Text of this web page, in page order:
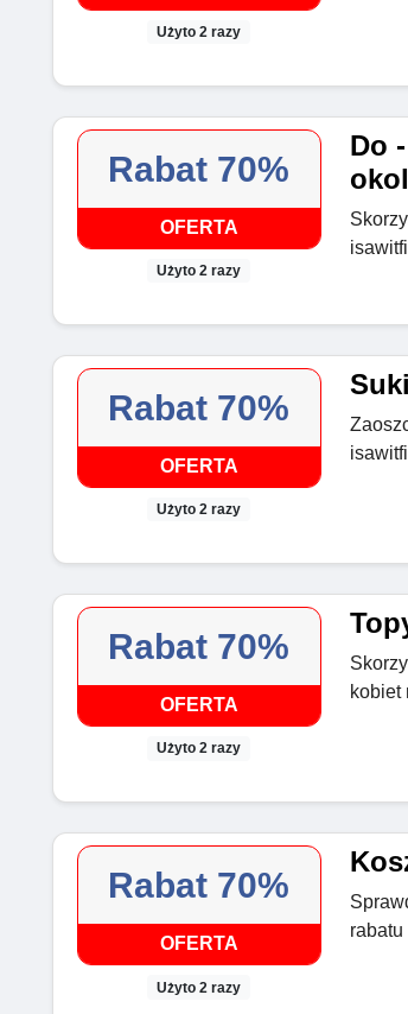
Użyto 2 razy
Rabat 70%
OFERTA
Użyto 2 razy
Do
Rabat 70%
OFERTA
Użyto 2 razy
Rabat 70%
OFERTA
Użyto 2 razy
kobiet
Rabat 70%
OFERTA
Użyto 2 razy